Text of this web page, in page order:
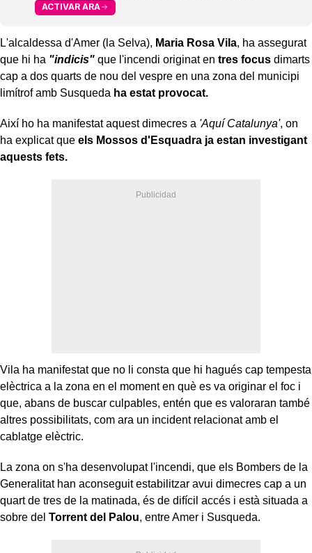
ACTIVAR ARA
L'alcaldessa d'Amer (la Selva), Maria Rosa Vila, ha assegurat
que hi ha "indicis" que l'incendi originat en tres focus dimarts
cap a dos quarts de nou del vespre en una zona del municipi
limítrof amb Susqueda ha estat provocat.
Així ho ha manifestat aquest dimecres a 'Aquí Catalunya', on
ha explicat que els Mossos d'Esquadra ja estan investigant
aquests fets.
Vila ha manifestat que no li consta que hi hagués cap tempesta
elèctrica a la zona en el moment en què es va originar el foc i
que, abans de buscar culpables, entén que es valoraran també
altres possibilitats, com ara un incident relacionat amb el
cablatge elèctric.
La zona on s'ha desenvolupat l'incendi, que els Bombers de la
Generalitat han aconseguit estabilitzar avui dimecres cap a un
quart de tres de la matinada, és de difícil accés i està situada a
sobre del Torrent del Palou, entre Amer i Susqueda.